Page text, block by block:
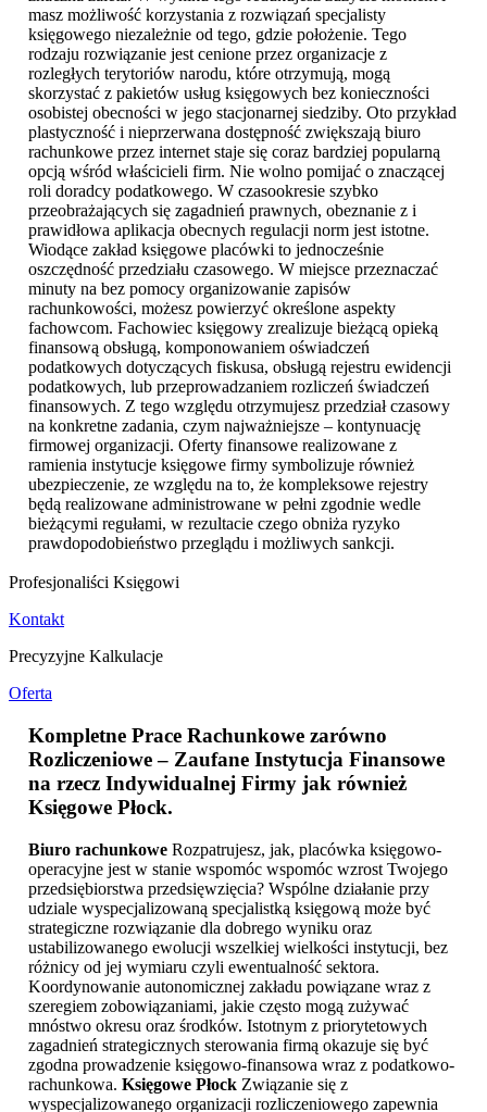
masz możliwość korzystania z rozwiązań specjalisty
księgowego niezależnie od tego, gdzie położenie. Tego
rodzaju rozwiązanie jest cenione przez organizacje z
rozległych terytoriów narodu, które otrzymują, mogą
skorzystać z pakietów usług księgowych bez konieczności
osobistej obecności w jego stacjonarnej siedziby. Oto przykład
plastyczność i nieprzerwana dostępność zwiększają biuro
rachunkowe przez internet staje się coraz bardziej popularną
opcją wśród właścicieli firm. Nie wolno pomijać o znaczącej
roli doradcy podatkowego. W czasookresie szybko
przeobrażających się zagadnień prawnych, obeznanie z i
prawidłowa aplikacja obecnych regulacji norm jest istotne.
Wiodące zakład księgowe placówki to jednocześnie
oszczędność przedziału czasowego. W miejsce przeznaczać
minuty na bez pomocy organizowanie zapisów
rachunkowości, możesz powierzyć określone aspekty
fachowcom. Fachowiec księgowy zrealizuje bieżącą opieką
finansową obsługą, komponowaniem oświadczeń
podatkowych dotyczących fiskusa, obsługą rejestru ewidencji
podatkowych, lub przeprowadzaniem rozliczeń świadczeń
finansowych. Z tego względu otrzymujesz przedział czasowy
na konkretne zadania, czym najważniejsze – kontynuację
firmowej organizacji. Oferty finansowe realizowane z
ramienia instytucje księgowe firmy symbolizuje również
ubezpieczenie, ze względu na to, że kompleksowe rejestry
będą realizowane administrowane w pełni zgodnie wedle
bieżącymi regułami, w rezultacie czego obniża ryzyko
prawdopodobieństwo przeglądu i możliwych sankcji.
Profesjonaliści Księgowi
Kontakt
Precyzyjne Kalkulacje
Oferta
Kompletne Prace Rachunkowe zarówno
Rozliczeniowe – Zaufane Instytucja Finansowe
na rzecz Indywidualnej Firmy jak również
Księgowe Płock.
Biuro rachunkowe Rozpatrujesz, jak, placówka księgowo-
operacyjne jest w stanie wspomóc wspomóc wzrost Twojego
przedsiębiorstwa przedsięwzięcia? Wspólne działanie przy
udziale wyspecjalizowaną specjalistką księgową może być
strategiczne rozwiązanie dla dobrego wyniku oraz
ustabilizowanego ewolucji wszelkiej wielkości instytucji, bez
różnicy od jej wymiaru czyli ewentualność sektora.
Koordynowanie autonomicznej zakładu powiązane wraz z
szeregiem zobowiązaniami, jakie często mogą zużywać
mnóstwo okresu oraz środków. Istotnym z priorytetowych
zagadnień strategicznych sterowania firmą okazuje się być
zgodna prowadzenie księgowo-finansowa wraz z podatkowo-
rachunkowa. Księgowe Płock Związanie się z
wyspecjalizowanego organizacji rozliczeniowego zapewnia